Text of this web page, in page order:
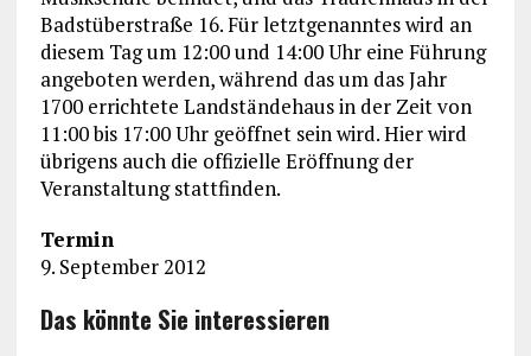
Badstüberstraße 16. Für letztgenanntes wird an
diesem Tag um 12:00 und 14:00 Uhr eine Führung
angeboten werden, während das um das Jahr
1700 errichtete Landständehaus in der Zeit von
11:00 bis 17:00 Uhr geöffnet sein wird. Hier wird
übrigens auch die offizielle Eröffnung der
Veranstaltung stattfinden.
Termin
9. September 2012
Das könnte Sie interessieren